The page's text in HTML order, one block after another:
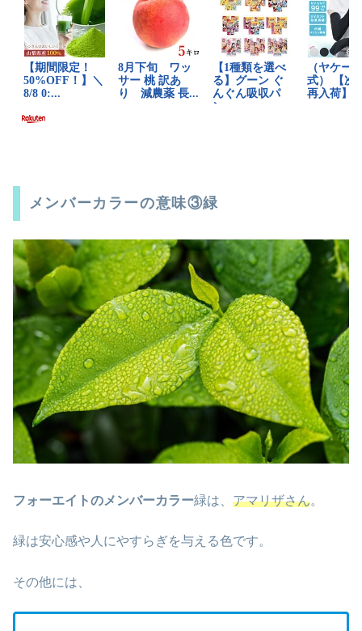
メンバーカラーの意味③緑
フォーエイトのメンバーカラー緑は、 アマリザさん。
緑は安心感や人にやすらぎを与える色です。
その他には、